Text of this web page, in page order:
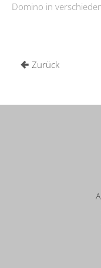
Domino in
Zurück